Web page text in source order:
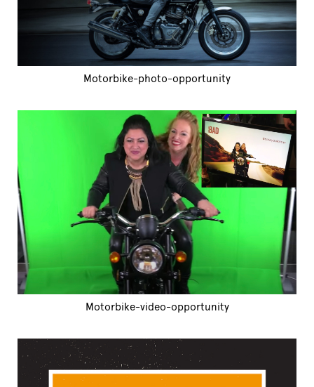
Motorbike-photo-opportunity
Motorbike-video-opportunity